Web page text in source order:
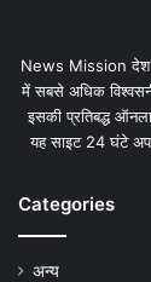
News Mission देश में
में सबसे अधिक
इसकी प्रतिबद्ध
यह साइट 24 घंटे
Categories
अन्य